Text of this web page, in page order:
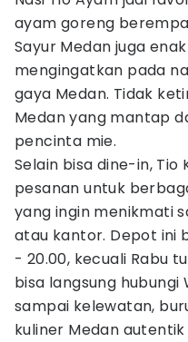
ayam goreng
Sayur Medan juga
mengingatkan pada
gaya Medan. Tidak
Medan yang mantap
pencinta mie.
Selain bisa dine-in,
pesanan untuk
yang ingin menikmati
atau kantor. Depot ini
- 20.00, kecuali Rabu
bisa langsung hubungi
sampai kelewatan,
kuliner Medan